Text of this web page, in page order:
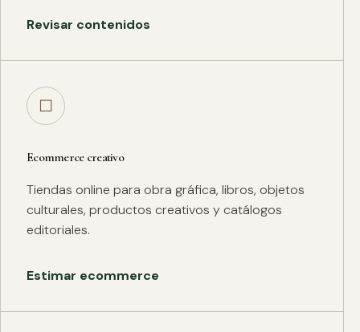
Revisar contenidos
□
Ecommerce creativo
Tiendas online para obra gráfica, libros, objetos
culturales, productos creativos y catálogos
editoriales.
Estimar ecommerce